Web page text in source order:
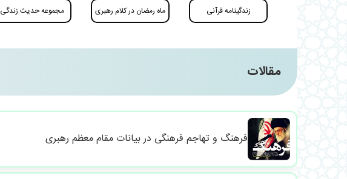
زندگینامه قرآنی ماه رمضان در کلام رهبری مجموعه حدیث زندگی
مقالات
فرهنگ و تهاجم فرهنگی در بيانات مقام معظم رهبری